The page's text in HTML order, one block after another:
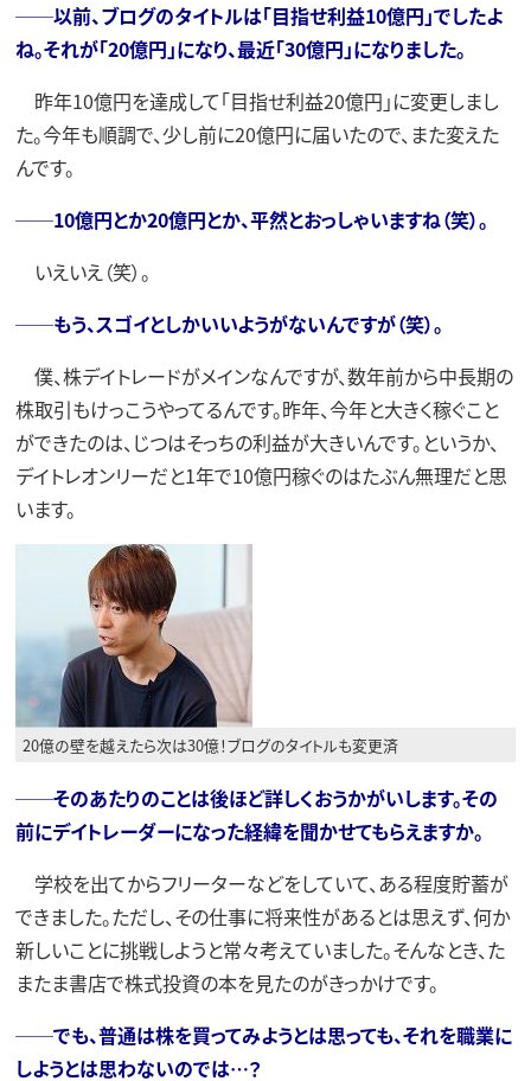
──以前、ブログのタイトルは「目指せ利益10億円」でしたよ
ね。それが「20億円」になり、最近「30億円」になりました。
昨年10億円を達成して「目指せ利益20億円」に変更しまし
た。今年も順調で、少し前に20億円に届いたので、また変えた
んです。
──10億円とか20億円とか、平然とおっしゃいますね（笑）。
いえいえ（笑）。
──もう、スゴイとしかいいようがないんですが（笑）。
僕、株デイトレードがメインなんですが、数年前から中長期の
株取引もけっこうやってるんです。昨年、今年と大きく稼ぐこと
ができたのは、じつはそっちの利益が大きいんです。というか、
デイトレオンリーだと1年で10億円稼ぐのはたぶん無理だと思
います。
20億の壁を越えたら次は30億！ブログのタイトルも変更済
──そのあたりのことは後ほど詳しくおうかがいします。その
前にデイトレーダーになった経緯を聞かせてもらえますか。
学校を出てからフリーターなどをしていて、ある程度貯蓄が
できました。ただし、その仕事に将来性があるとは思えず、何か
新しいことに挑戦しようと常々考えていました。そんなとき、た
またま書店で株式投資の本を見たのがきっかけです。
──でも、普通は株を買ってみようとは思っても、それを職業に
しようとは思わないのでは…？